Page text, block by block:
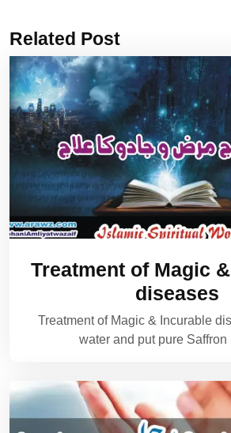
Related Post
Treatment of Magic
diseases
Treatment of Magic & Incurable
water and put pure